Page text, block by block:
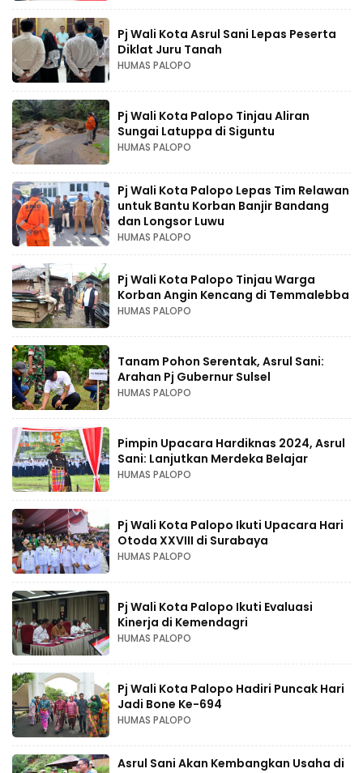
Pj Wali Kota Asrul Sani Lepas Peserta
Diklat Juru Tanah
HUMAS PALOPO
Pj Wali Kota Palopo Tinjau Aliran
Sungai Latuppa di Siguntu
HUMAS PALOPO
Pj Wali Kota Palopo Lepas Tim Relawan
untuk Bantu Korban Banjir Bandang
dan Longsor Luwu
HUMAS PALOPO
Pj Wali Kota Palopo Tinjau Warga
Korban Angin Kencang di Temmalebba
HUMAS PALOPO
Tanam Pohon Serentak, Asrul Sani:
Arahan Pj Gubernur Sulsel
HUMAS PALOPO
Pimpin Upacara Hardiknas 2024, Asrul
Sani: Lanjutkan Merdeka Belajar
HUMAS PALOPO
Pj Wali Kota Palopo Ikuti Upacara Hari
Otoda XXVIII di Surabaya
HUMAS PALOPO
Pj Wali Kota Palopo Ikuti Evaluasi
Kinerja di Kemendagri
HUMAS PALOPO
Pj Wali Kota Palopo Hadiri Puncak Hari
Jadi Bone Ke-694
HUMAS PALOPO
Asrul Sani Akan Kembangkan Usaha di